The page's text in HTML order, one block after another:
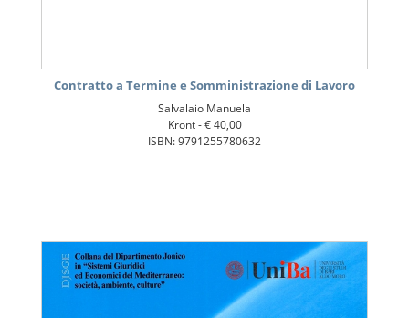
Contratto a Termine e Somministrazione di Lavoro
Salvalaio Manuela
Kront -€ 40,00
ISBN: 9791255780632